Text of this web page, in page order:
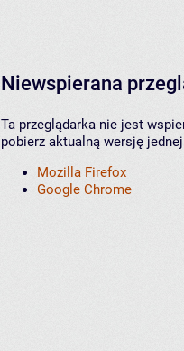
Niewspierana
Ta przeglądarka nie jest
pobierz aktualną wersję
Mozilla Firefox
Google Chrome